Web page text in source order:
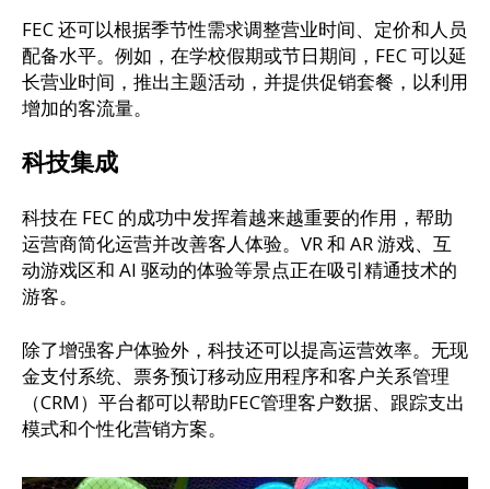
FEC 还可以根据季节性需求调整营业时间、定价和人员
配备水平。例如，在学校假期或节日期间，FEC 可以延
长营业时间，推出主题活动，并提供促销套餐，以利用
增加的客流量。
科技集成
科技在 FEC 的成功中发挥着越来越重要的作用，帮助
运营商简化运营并改善客人体验。VR 和 AR 游戏、互
动游戏区和 AI 驱动的体验等景点正在吸引精通技术的
游客。
除了增强客户体验外，科技还可以提高运营效率。无现
金支付系统、票务预订移动应用程序和客户关系管理
（CRM）平台都可以帮助FEC管理客户数据、跟踪支出
模式和个性化营销方案。